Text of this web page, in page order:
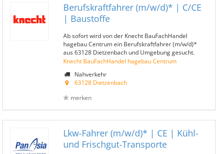
Berufskraftfahrer (m/w/d)* | C/CE
| Baustoffe
Ab sofort wird von der Knecht BauFachHandel
hagebau Centrum ein Berufskraftfahrer (m/w/d)*
aus 63128 Dietzenbach und Umgebung gesucht.
Knecht BauFachHandel hagebau Centrum
Nahverkehr
63128 Dietzenbach
merken
Lkw-Fahrer (m/w/d)* | CE | Kühl-
und Frischgut-Transporte